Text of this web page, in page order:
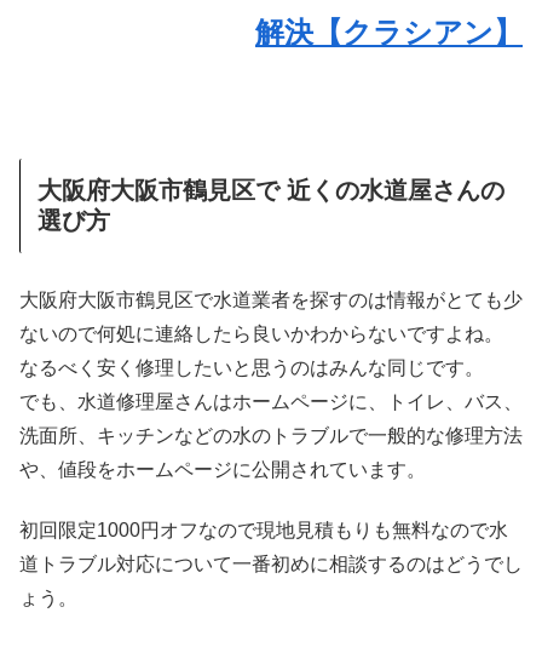
解決【クラシアン】
大阪府大阪市鶴見区で 近くの水道屋さんの
選び方
大阪府大阪市鶴見区で水道業者を探すのは情報がとても少
ないので何処に連絡したら良いかわからないですよね。
なるべく安く修理したいと思うのはみんな同じです。
でも、水道修理屋さんはホームページに、トイレ、バス、
洗面所、キッチンなどの水のトラブルで一般的な修理方法
や、値段をホームページに公開されています。
初回限定1000円オフなので現地見積もりも無料なので水
道トラブル対応について一番初めに相談するのはどうでし
ょう。